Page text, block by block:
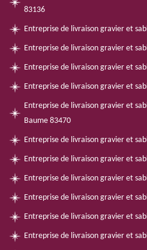
83136
Entreprise de livraison gravier et
Entreprise de livraison gravier et
Entreprise de livraison gravier et
Entreprise de livraison gravier et
Entreprise de livraison gravier et
Baume 83470
Entreprise de livraison gravier et
Entreprise de livraison gravier et
Entreprise de livraison gravier et
Entreprise de livraison gravier et
Entreprise de livraison gravier et
Entreprise de livraison gravier et